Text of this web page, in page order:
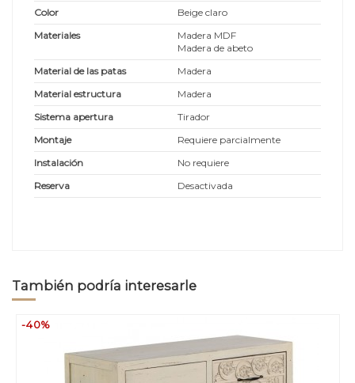
Color
Beige claro
Materiales
Madera MDF
Madera de abeto
Material de las patas
Madera
Material estructura
Madera
Sistema apertura
Tirador
Montaje
Requiere parcialmente
Instalación
No requiere
Reserva
Desactivada
También podría interesarle
-40%